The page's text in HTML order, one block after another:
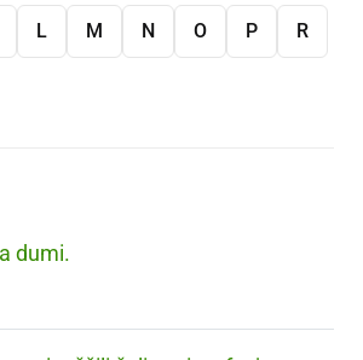
L M N O P R
dumi.